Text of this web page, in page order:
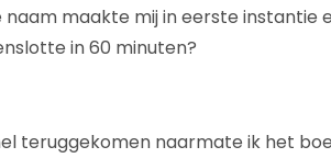
naam maakte mij in eerste instantie
in 60 minuten?
teruggekomen naarmate ik het